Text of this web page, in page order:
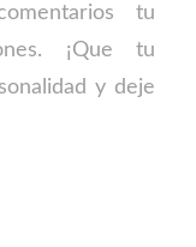
tu
¡Que tu
y deje